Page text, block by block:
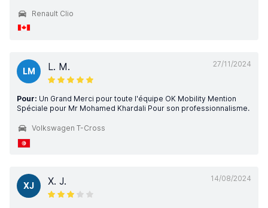
Renault Clio
27/11/2024
LM L. M.
Pour: Un Grand Merci pour toute l'équipe OK Mobility Mention
Spéciale pour Mr Mohamed Khardali Pour son professionnalisme.
Volkswagen T-Cross
14/08/2024
XJ X. J.